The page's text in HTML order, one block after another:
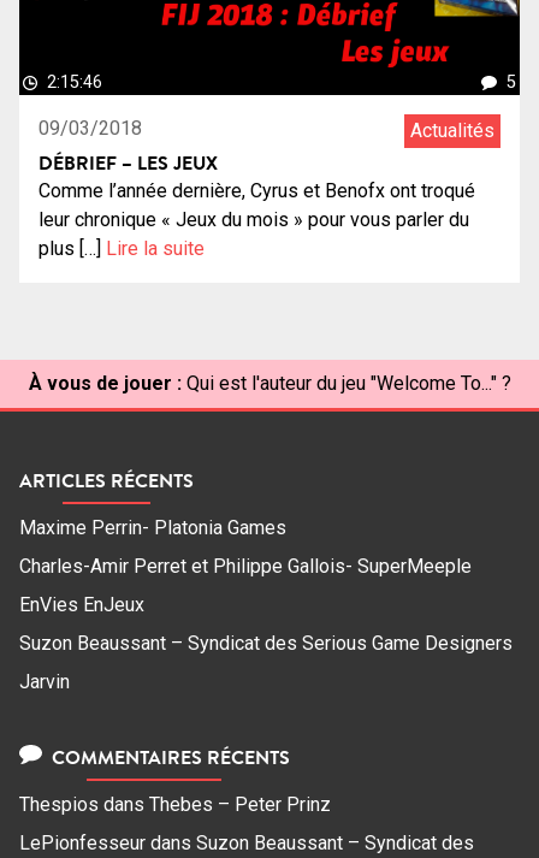
2:15:46 5
09/03/2018 Actualités
DÉBRIEF – LES JEUX
Comme l’année dernière, Cyrus et Benofx ont troqué
leur chronique « Jeux du mois » pour vous parler du
plus […] Lire la suite
À vous de jouer : Qui est l'auteur du jeu "Welcome To..." ?
ARTICLES RÉCENTS
Maxime Perrin- Platonia Games
Charles-Amir Perret et Philippe Gallois- SuperMeeple
EnVies EnJeux
Suzon Beaussant – Syndicat des Serious Game Designers
Jarvin
COMMENTAIRES RÉCENTS
Thespios dans Thebes – Peter Prinz
LePionfesseur dans Suzon Beaussant – Syndicat des